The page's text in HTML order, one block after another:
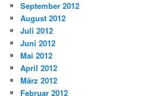
September 2012
August 2012
Juli 2012
Juni 2012
Mai 2012
April 2012
März 2012
Februar 2012